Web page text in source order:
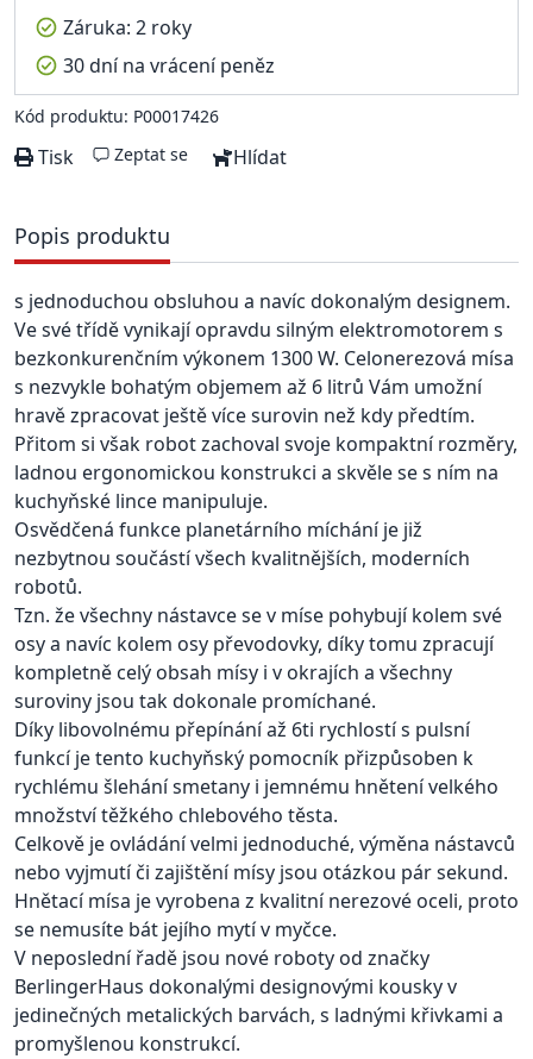
Záruka: 2 roky
30 dní na vrácení peněz
Kód produktu: P00017426
Tisk Zeptat se Hlídat
Popis produktu
s jednoduchou obsluhou a navíc dokonalým designem.
Ve své třídě vynikají opravdu silným elektromotorem s
bezkonkurenčním výkonem 1300 W. Celonerezová mísa
s nezvykle bohatým objemem až 6 litrů Vám umožní
hravě zpracovat ještě více surovin než kdy předtím.
Přitom si však robot zachoval svoje kompaktní rozměry,
ladnou ergonomickou konstrukci a skvěle se s ním na
kuchyňské lince manipuluje.
Osvědčená funkce planetárního míchání je již
nezbytnou součástí všech kvalitnějších, moderních
robotů.
Tzn. že všechny nástavce se v míse pohybují kolem své
osy a navíc kolem osy převodovky, díky tomu zpracují
kompletně celý obsah mísy i v okrajích a všechny
suroviny jsou tak dokonale promíchané.
Díky libovolnému přepínání až 6ti rychlostí s pulsní
funkcí je tento kuchyňský pomocník přizpůsoben k
rychlému šlehání smetany i jemnému hnětení velkého
množství těžkého chlebového těsta.
Celkově je ovládání velmi jednoduché, výměna nástavců
nebo vyjmutí či zajištění mísy jsou otázkou pár sekund.
Hnětací mísa je vyrobena z kvalitní nerezové oceli, proto
se nemusíte bát jejího mytí v myčce.
V neposlední řadě jsou nové roboty od značky
BerlingerHaus dokonalými designovými kousky v
jedinečných metalických barvách, s ladnými křivkami a
promyšlenou konstrukcí.